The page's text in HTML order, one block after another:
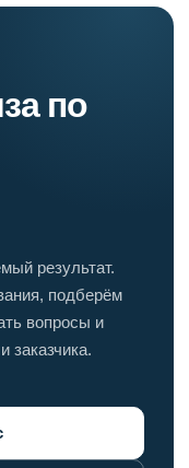
по
результат.
подберём
вопросы и
заказчика.